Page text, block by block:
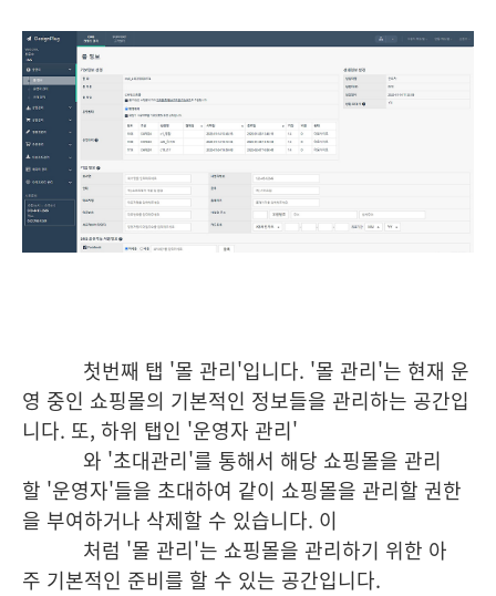
첫번째 탭 '몰 관리'입니다. '몰 관리'는 현재 운
영 중인 쇼핑몰의 기본적인 정보들을 관리하는 공간입
니다. 또, 하위 탭인 '운영자 관리'
와 '초대관리'를 통해서 해당 쇼핑몰을 관리
할 '운영자'들을 초대하여 같이 쇼핑몰을 관리할 권한
을 부여하거나 삭제할 수 있습니다. 이
처럼 '몰 관리'는 쇼핑몰을 관리하기 위한 아
주 기본적인 준비를 할 수 있는 공간입니다.